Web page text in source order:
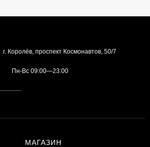
г. Королёв, проспект Космонавтов, 50/7
Пн-Вс 09:00—23:00
МАГАЗИН